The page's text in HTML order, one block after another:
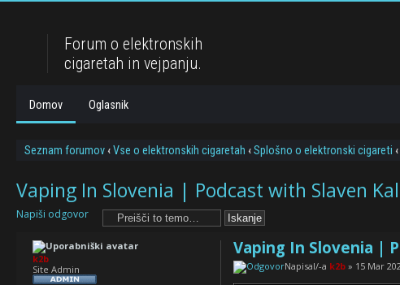
Forum o elektronskih
cigaretah in vejpanju.
Domov Oglasnik
Seznam forumov ‹Vse o elektronskih cigaretah ‹Splošno o elektronski cigareti ‹
Vaping In Slovenia | Podcast with Slaven
Napiši odgovor
Vaping In Slovenia |
Napisal/-a k2b» 15 Mar
k2b
Site Admin